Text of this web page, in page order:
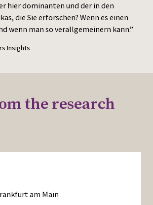
hier dominanten und der in den
die Sie erforschen? Wenn es einen
wenn man so verallgemeinern kann.”
Insights
the research
am Main